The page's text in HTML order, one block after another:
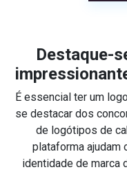
Destaque-
É essencial ter um
se destacar dos
de logótipos de
plataforma ajudam
identidade de marca